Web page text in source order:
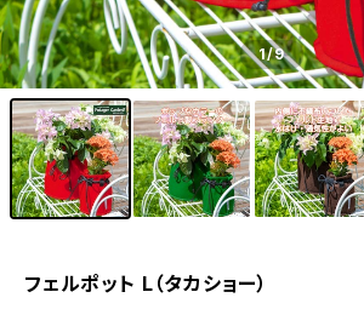
1/9
フェルポット L（タカショー）